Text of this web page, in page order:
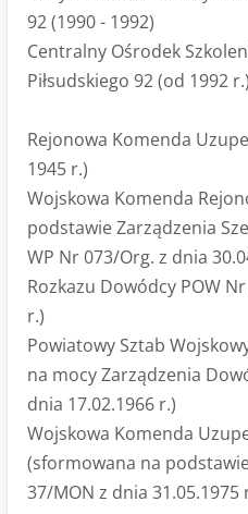
92 (1990 - 1992)
Centralny Ośrodek
Piłsudskiego 92 (od 1992 r.)
Rejonowa Komenda
1945 r.)
Wojskowa Komenda
podstawie Zarządzenia
WP Nr 073/Org. z dnia
Rozkazu Dowódcy POW
r.)
Powiatowy Sztab
na mocy Zarządzenia
dnia 17.02.1966 r.)
Wojskowa Komenda
(sformowana na
37/MON z dnia 31.05.1975